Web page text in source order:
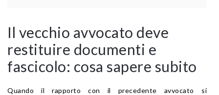
Il vecchio avvocato deve
restituire documenti e
fascicolo: cosa sapere subito
Quando il rapporto con il precedente avvocato si